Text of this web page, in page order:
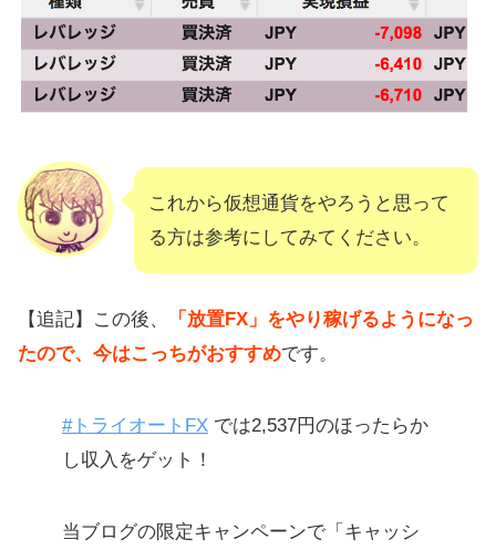
これから仮想通貨をやろうと思って
る方は参考にしてみてください。
【追記】この後、
「放置FX」をやり稼げるようになっ
たので、今はこっちがおすすめです。
#トライオートFX では2,537円のほったらか
し収入をゲット！
当ブログの限定キャンペーンで「キャッシ